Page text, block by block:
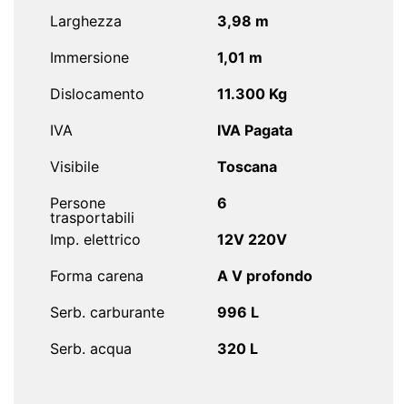
Larghezza
3,98 m
Immersione
1,01 m
Dislocamento
11.300 Kg
IVA
IVA Pagata
Visibile
Toscana
Persone
trasportabili
6
Imp. elettrico
12V 220V
Forma carena
A V profondo
Serb. carburante
996 L
Serb. acqua
320 L